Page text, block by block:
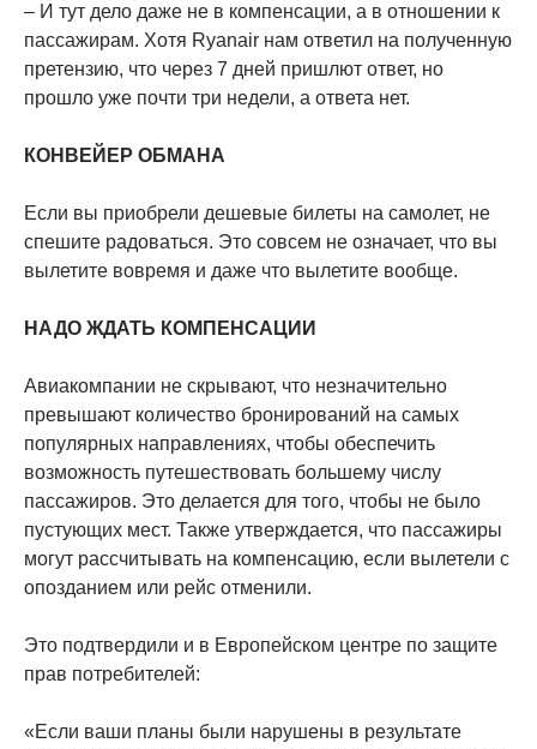
– И тут дело даже не в компенсации, а в отношении к
пассажирам. Хотя Ryanair нам ответил на полученную
претензию, что через 7 дней пришлют ответ, но
прошло уже почти три недели, а ответа нет.
КОНВЕЙЕР ОБМАНА
Если вы приобрели дешевые билеты на самолет, не
спешите радоваться. Это совсем не означает, что вы
вылетите вовремя и даже что вылетите вообще.
НАДО ЖДАТЬ КОМПЕНСАЦИИ
Авиакомпании не скрывают, что незначительно
превышают количество бронирований на самых
популярных направлениях, чтобы обеспечить
возможность путешествовать большему числу
пассажиров. Это делается для того, чтобы не было
пустующих мест. Также утверждается, что пассажиры
могут рассчитывать на компенсацию, если вылетели с
опозданием или рейс отменили.
Это подтвердили и в Европейском центре по защите
прав потребителей:
«Если ваши планы были нарушены в результате